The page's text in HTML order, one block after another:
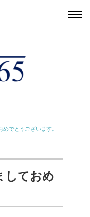
めでとうございます。
しておめ